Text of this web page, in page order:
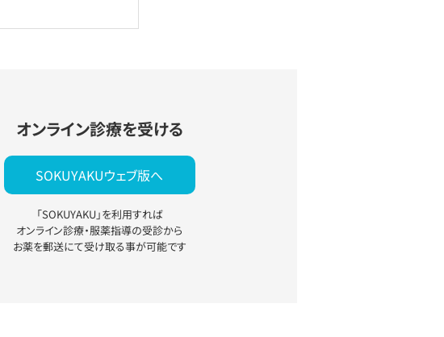
オンライン診療を受ける
SOKUYAKUウェブ版へ
「SOKUYAKU」を利用すれば
オンライン診療・服薬指導の受診から
お薬を郵送にて受け取る事が可能です